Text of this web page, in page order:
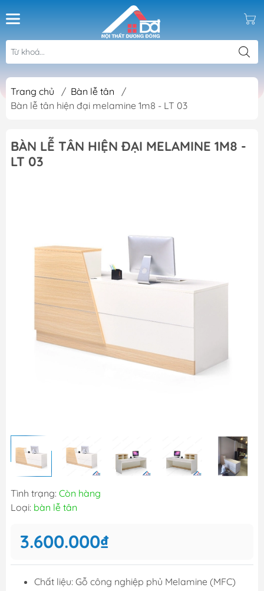
Trang chủ / Bàn lễ tân
/
Bàn lễ tân hiện đại melamine 1m8 - LT 03
BÀN LỄ TÂN HIỆN ĐẠI MELAMINE 1M8 -
LT 03
Tình trạng: Còn hàng
Loại: bàn lễ tân
3.600.000₫
Chất liệu: Gỗ công nghiệp phủ Melamine (MFC)